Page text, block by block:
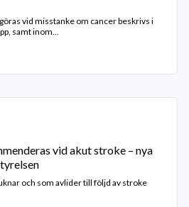
vid misstanke om cancer beskrivs i
samt inom...
vid akut stroke – nya
och som avlider till följd av stroke